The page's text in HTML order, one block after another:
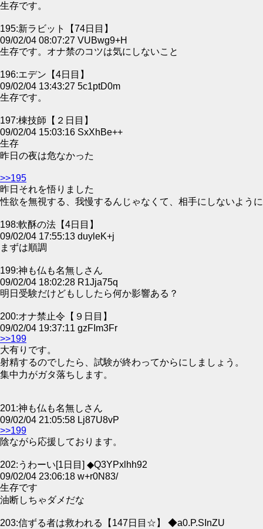
生存です。
195:新ラビット【74日目】
09/02/04 08:07:27 VUBwg9+H
生存です。オナ禁のコツは気にしないこと
196:エデン【4日目】
09/02/04 13:43:27 5c1ptD0m
生存です。
197:棟技師【２日目】
09/02/04 15:03:16 SxXhBe++
生存
昨日の夜は危なかった
>>195
昨日それを悟りました
性欲を無視する、我慢するんじゃなくて、相手にしないように
198:軟酥の法【4日目】
09/02/04 17:55:13 duyleK+j
まずは順調
199:神も仏も名無しさん
09/02/04 18:02:28 R1Jja75q
明日受験だけどもししたら何か影響ある？
200:オナ禁止令【９日目】
09/02/04 19:37:11 gzFIm3Fr
>>199
大有りです。
射精するのでしたら、試験が終わってからにしましょう。
集中力がガタ落ちします。
201:神も仏も名無しさん
09/02/04 21:05:58 Lj87U8vP
>>199
陰ながら応援しております。
202:うわーい[1日目] ◆Q3YPxlhh92
09/02/04 23:06:18 w+r0N83/
生存です
油断しちゃダメだな
203:信ずる者は救われる【147日目☆】 ◆a0.P.SInZU